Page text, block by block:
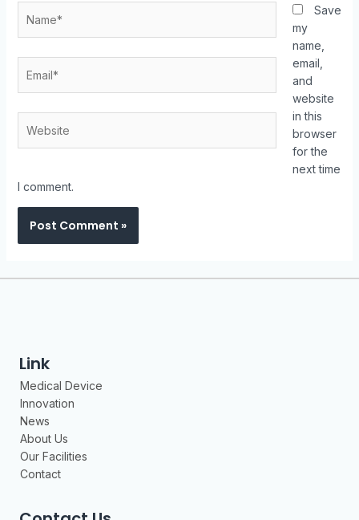
Save
my
name,
email,
and
website
in this
browser
for the
next time
I comment.
Link
Medical Device
Innovation
News
About Us
Our Facilities
Contact